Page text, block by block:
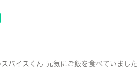
パイスくん 元気にご飯を食べていました